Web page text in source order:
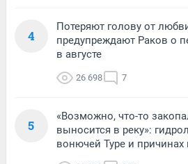
4
Потеряют голову от
предупреждают Раков о
в августе
26 698 7
5
«Возможно, что-то
выносится в реку»:
вонючей Туре и причинах